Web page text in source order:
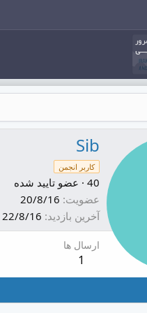
Sib
کاربر انجمن
عضو تایید شده · 40
عضویت 20/8/16
آخرین بازدید 22/8/16
ارسال ها
1